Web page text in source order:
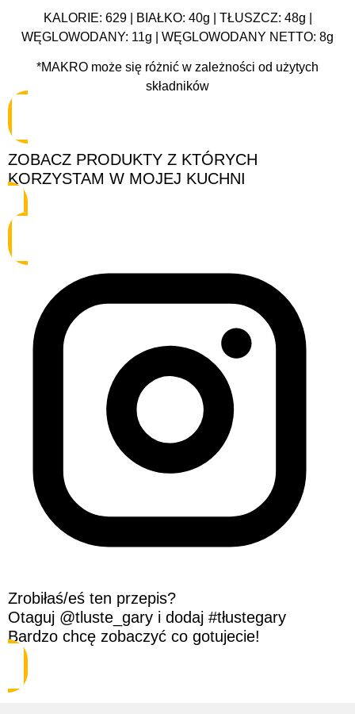
KALORIE: 629 | BIAŁKO: 40g | TŁUSZCZ: 48g |
WĘGLOWODANY: 11g | WĘGLOWODANY NETTO: 8g
*MAKRO może się różnić w zależności od użytych
składników
ZOBACZ PRODUKTY Z KTÓRYCH
KORZYSTAM W MOJEJ KUCHNI
Zrobiłaś/eś ten przepis?
Otaguj @tluste_gary i dodaj #tłustegary
Bardzo chcę zobaczyć co gotujecie!